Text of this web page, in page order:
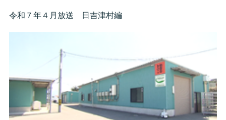
令和７年４月放送 日吉津村編